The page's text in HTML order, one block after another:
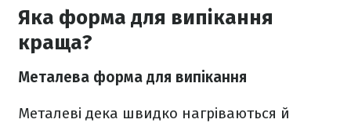
Яка форма для випікання
краща?
Металева форма для випікання
Металеві дека швидко нагріваються й